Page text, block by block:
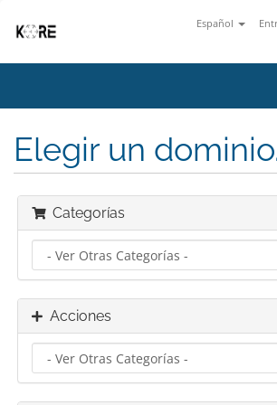
Español
Elegir un
Categorías
Acciones